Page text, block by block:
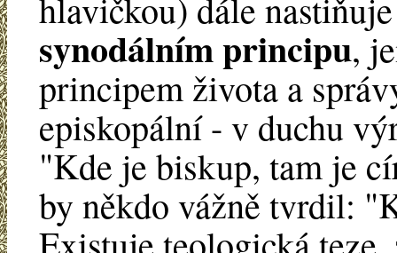
synodálním principu,
principem života a
episkopální - v duchu
"Kde je biskup, tam je
by někdo vážně tvrdil:
Existuje teologická